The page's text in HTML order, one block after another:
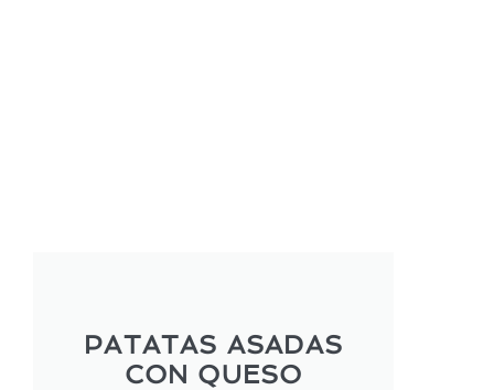
PATATAS ASADAS
CON QUESO